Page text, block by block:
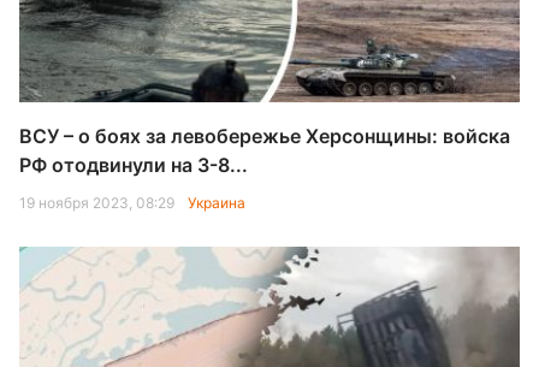
ВСУ – о боях за левобережье Херсонщины: войска
РФ отодвинули на 3-8...
19 ноября 2023, 08:29 Украина